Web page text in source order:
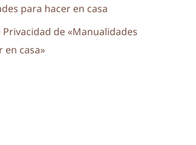
para hacer en casa
Privacidad de «Manualidades
en casa»